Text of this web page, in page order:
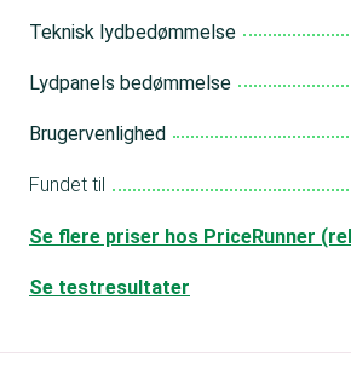
Teknisk lydbedømmelse
Lydpanels bedømmelse
Brugervenlighed
Fundet til
Se flere priser hos PriceRunner
Se testresultater